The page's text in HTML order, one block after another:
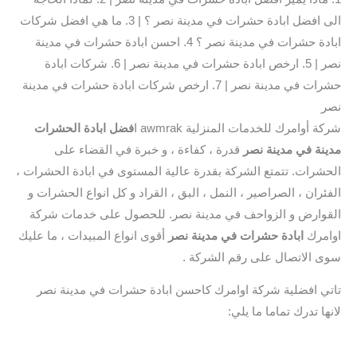
الى افضل ابادة حشرات في مدينة نصر ؟ | 3. ما هي افضل شركات
ابادة حشرات في مدينة نصر ؟ 4. احسن ابادة حشرات في مدينة
نصر | 5. ارخص ابادة حشرات في مدينة نصر | 6. شركات ابادة
حشرات في مدينة نصر | 7. ارخص شركات ابادة حشرات في مدينة
نصر
شركة أوامرك للخدمات المنزلية awmrak ا
فضل ابادة الحشرات
مدينة في مدينة نصر قدرة ، كفاءة ، و خبرة في القضاء على
الحشرات. تتمتع الشركة بقدرة عالية المستوى في ابادة الحشرات ،
الفئران ، الصراصير ، النمل ، البق ، القراد و كل انواع الحشرات و
القوارض و الزواحف في مدينة نصر. للحصول على خدمات شركة
اوامرك ابادة حشرات في مدينة نصر
أقوى انواع المبيدات ، ما عليك
سوى الاتصال على رقم الشركة .
تاتي افضلية شركة اوامرك كاحسن ابادة حشرات في مدينة نصر
لانها تدرك تماما ما يلي: